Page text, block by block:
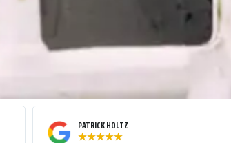
PATRICK HOLTZ
★★